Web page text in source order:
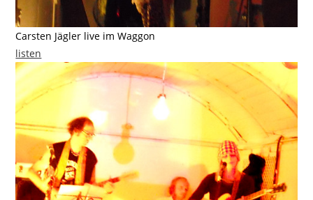
Carsten Jägler live im Waggon
listen